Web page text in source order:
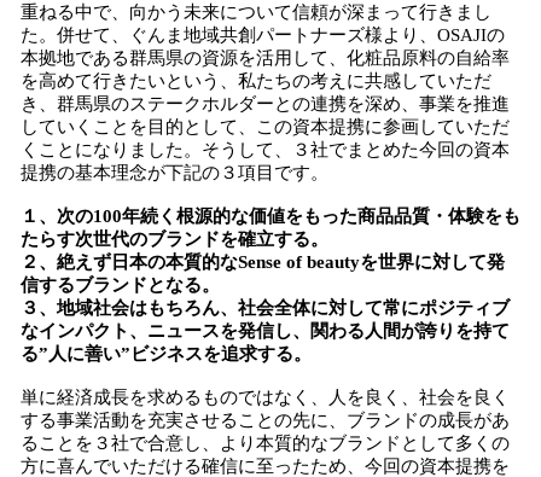
重ねる中で、向かう未来について信頼が深まって行きまし
た。併せて、ぐんま地域共創パートナーズ様より、OSAJIの
本拠地である群馬県の資源を活用して、化粧品原料の自給率
を高めて行きたいという、私たちの考えに共感していただ
き、群馬県のステークホルダーとの連携を深め、事業を推進
していくことを目的として、この資本提携に参画していただ
くことになりました。そうして、３社でまとめた今回の資本
提携の基本理念が下記の３項目です。
１、次の100年続く根源的な価値をもった商品品質・体験をも
たらす次世代のブランドを確立する。
２、絶えず日本の本質的なSense of beautyを世界に対して発
信するブランドとなる。
３、地域社会はもちろん、社会全体に対して常にポジティブ
なインパクト、ニュースを発信し、関わる人間が誇りを持て
る”人に善い”ビジネスを追求する。
単に経済成長を求めるものではなく、人を良く、社会を良く
する事業活動を充実させることの先に、ブランドの成長があ
ることを３社で合意し、より本質的なブランドとして多くの
方に喜んでいただける確信に至ったため、今回の資本提携を